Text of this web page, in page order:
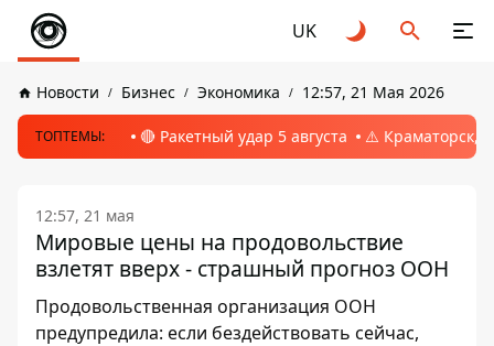
UK
Новости Бизнес Экономика 12:57, 21 Мая 2026
ТОПТЕМЫ: 🔴 Ракетный удар 5 августа ⚠️ Краматорск,
12:57, 21 мая
Мировые цены на продовольствие
взлетят вверх - страшный прогноз ООН
Продовольственная организация ООН
предупредила: если бездействовать сейчас,